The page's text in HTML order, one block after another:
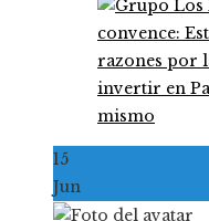
15
Jun